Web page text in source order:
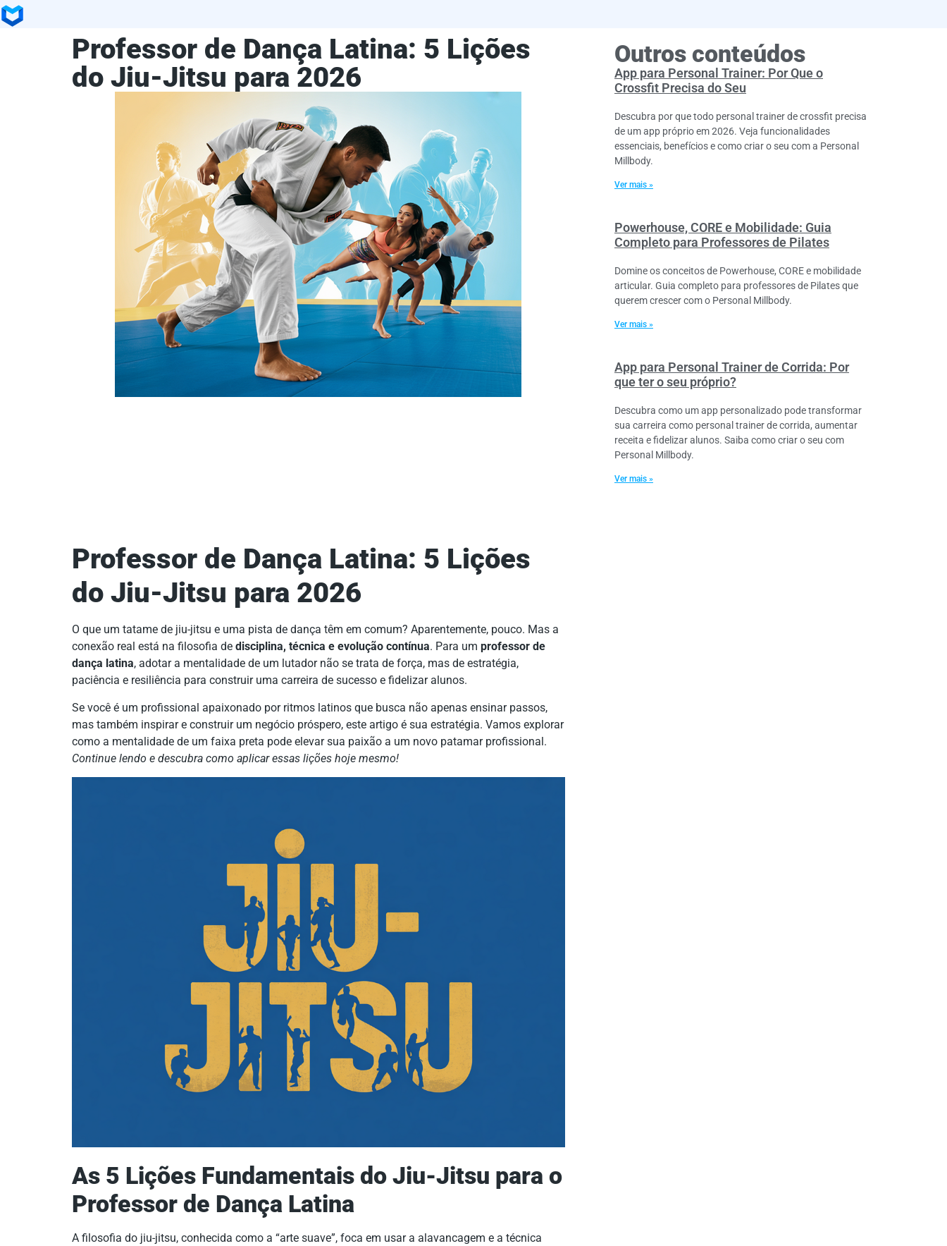
Professor de Dança Latina: 5 Lições
do Jiu-Jitsu para 2026
Professor de Dança Latina: 5 Lições
do Jiu-Jitsu para 2026
O que um tatame de jiu-jitsu e uma pista de dança têm em comum? Aparentemente, pouco. Mas a
conexão real está na filosofia de disciplina, técnica e evolução contínua. Para um professor de
dança latina, adotar a mentalidade de um lutador não se trata de força, mas de estratégia,
paciência e resiliência para construir uma carreira de sucesso e fidelizar alunos.
Se você é um profissional apaixonado por ritmos latinos que busca não apenas ensinar passos,
mas também inspirar e construir um negócio próspero, este artigo é sua estratégia. Vamos explorar
como a mentalidade de um faixa preta pode elevar sua paixão a um novo patamar profissional.
Continue lendo e descubra como aplicar essas lições hoje mesmo!
As 5 Lições Fundamentais do Jiu-Jitsu para o
Professor de Dança Latina
A filosofia do jiu-jitsu, conhecida como a “arte suave”, foca em usar a alavancagem e a técnica
Outros conteúdos
App para Personal Trainer: Por Que o
Crossfit Precisa do Seu
Descubra por que todo personal trainer de crossfit precisa
de um app próprio em 2026. Veja funcionalidades
essenciais, benefícios e como criar o seu com a Personal
Millbody.
Ver mais »
Powerhouse, CORE e Mobilidade: Guia
Completo para Professores de Pilates
Domine os conceitos de Powerhouse, CORE e mobilidade
articular. Guia completo para professores de Pilates que
querem crescer com o Personal Millbody.
Ver mais »
App para Personal Trainer de Corrida: Por
que ter o seu próprio?
Descubra como um app personalizado pode transformar
sua carreira como personal trainer de corrida, aumentar
receita e fidelizar alunos. Saiba como criar o seu com
Personal Millbody.
Ver mais »